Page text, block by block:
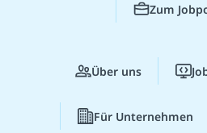
Zum
Über uns
Für Unternehmen